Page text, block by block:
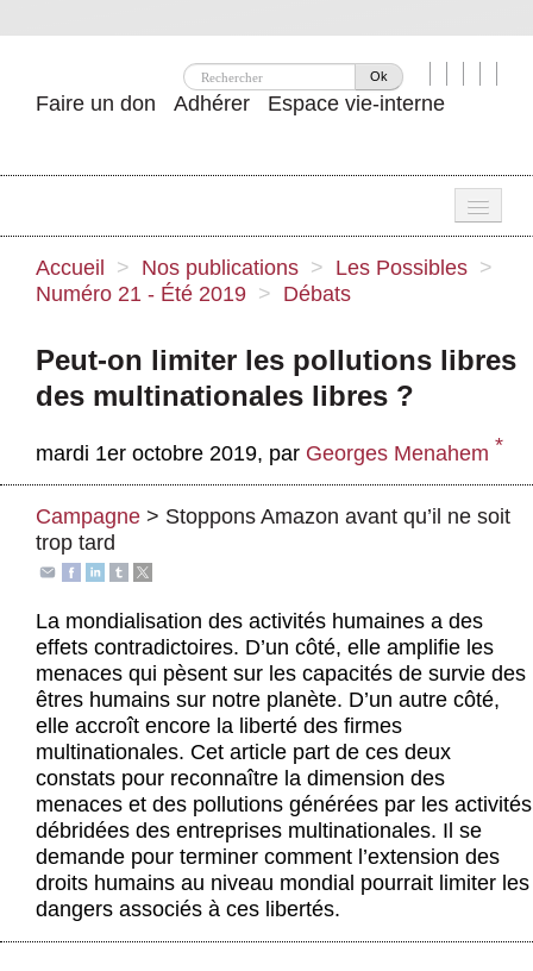
Ok
Faire un don Adhérer Espace vie-interne
Attac ?
Nos idées
Se mobiliser
Publications
Actus et médias
Accueil > Nos publications > Les Possibles >
Numéro 21 - Été 2019 > Débats
Peut-on limiter les pollutions libres
des multinationales libres ?
mardi 1er octobre 2019, par Georges Menahem *
Campagne > Stoppons Amazon avant qu’il ne soit
trop tard
La mondialisation des activités humaines a des
effets contradictoires. D’un côté, elle amplifie les
menaces qui pèsent sur les capacités de survie des
êtres humains sur notre planète. D’un autre côté,
elle accroît encore la liberté des firmes
multinationales. Cet article part de ces deux
constats pour reconnaître la dimension des
menaces et des pollutions générées par les activités
débridées des entreprises multinationales. Il se
demande pour terminer comment l’extension des
droits humains au niveau mondial pourrait limiter les
dangers associés à ces libertés.